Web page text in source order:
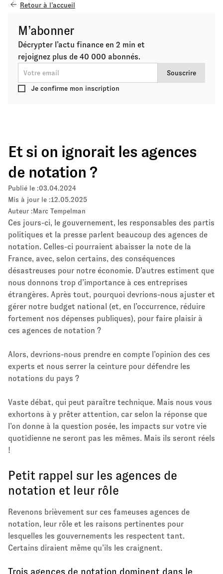
Retour à l’accueil
M’abonner
Décrypter l’actu finance en 2 min et
rejoignez plus de 40 000 abonnés.
Je confirme mon inscription
Et si on ignorait les agences
de notation ?
Publié le :03.04.2024
Mis à jour le :12.05.2025
Auteur :Marc Tempelman
Ces jours-ci, le gouvernement, les responsables des partis
politiques et la presse parlent beaucoup des agences de
notation. Celles-ci pourraient abaisser la note de la
France, avec, selon certains, des conséquences
désastreuses pour notre économie. D’autres estiment que
nous donnons trop d’importance à ces entreprises
étrangères. Après tout, pourquoi devrions-nous ajuster et
gérer notre budget national (et, en l’occurrence, réduire
fortement nos dépenses publiques), pour faire plaisir à
ces agences de notation ?
Alors, devrions-nous prendre en compte l’opinion des ces
experts et nous serrer la ceinture pour défendre les
notations du pays ?
Vaste débat, qui peut paraître technique. Mais nous vous
exhortons à y prêter attention, car selon la réponse que
l’on donne à la question posée, les impacts sur votre vie
quotidienne ne seront pas les mêmes. Mais ils seront réels
!
Petit rappel sur les agences de
notation et leur rôle
Revenons brièvement sur ces fameuses agences de
notation, leur rôle et les raisons pertinentes pour
lesquelles les gouvernements les respectent tant.
Certains diraient même qu’ils les craignent.